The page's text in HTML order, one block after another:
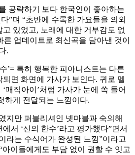
공략하기 보다 한국인이 좋아하는
”며 “초반에 수록한 가요들을 의외
있었고, 노래에 대한 거부감도 없
른 업데이트로 최신곡을 담아낸 것이
.
’= 특히 행복한 피아니스트는 다른
면 화면에 가사가 보인다. 귀로 멜
매직아이’처럼 가사가 눈에 쏙 들어
하게 전달되는 느낌이다.
지만 퍼블리셔인 넷마블과 숙의해
서 ‘신의 한수’라고 평가했다”면서
라는 수식어가 완성된 느낌”이라고
이들에게도 부담 없이 권할 수 잇고